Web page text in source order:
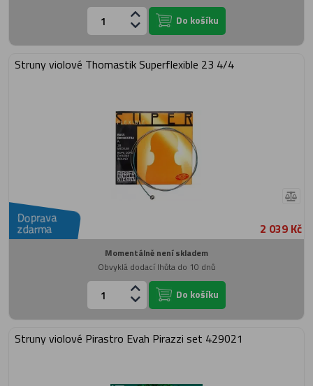
Do košíku
Struny violové Thomastik Superflexible 23 4/4
Doprava
zdarma 2 039 Kč
Momentálně není skladem
Obvyklá dodací lhůta do 10 dnů
Do košíku
Struny violové Pirastro Evah Pirazzi set 429021